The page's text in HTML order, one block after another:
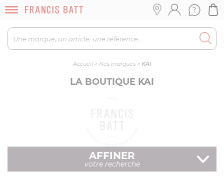
Accueil > Nos marques > KAI
LA BOUTIQUE KAI
AFFINER
votre recherche